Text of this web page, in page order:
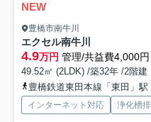
NEW
豊橋市南牛川
エクセル南牛川
4.9万円 管理/共益費4,000円
49.52㎡ (2LDK) /築32年 /2階建
豊橋鉄道東田本線「東田」駅
インターネット対応 浄化槽